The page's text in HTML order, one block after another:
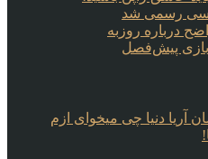
چلسی رسمی شد
درباره روزبه
بازی پیش‌فصل
آریا دنیا چی میخوای ازم